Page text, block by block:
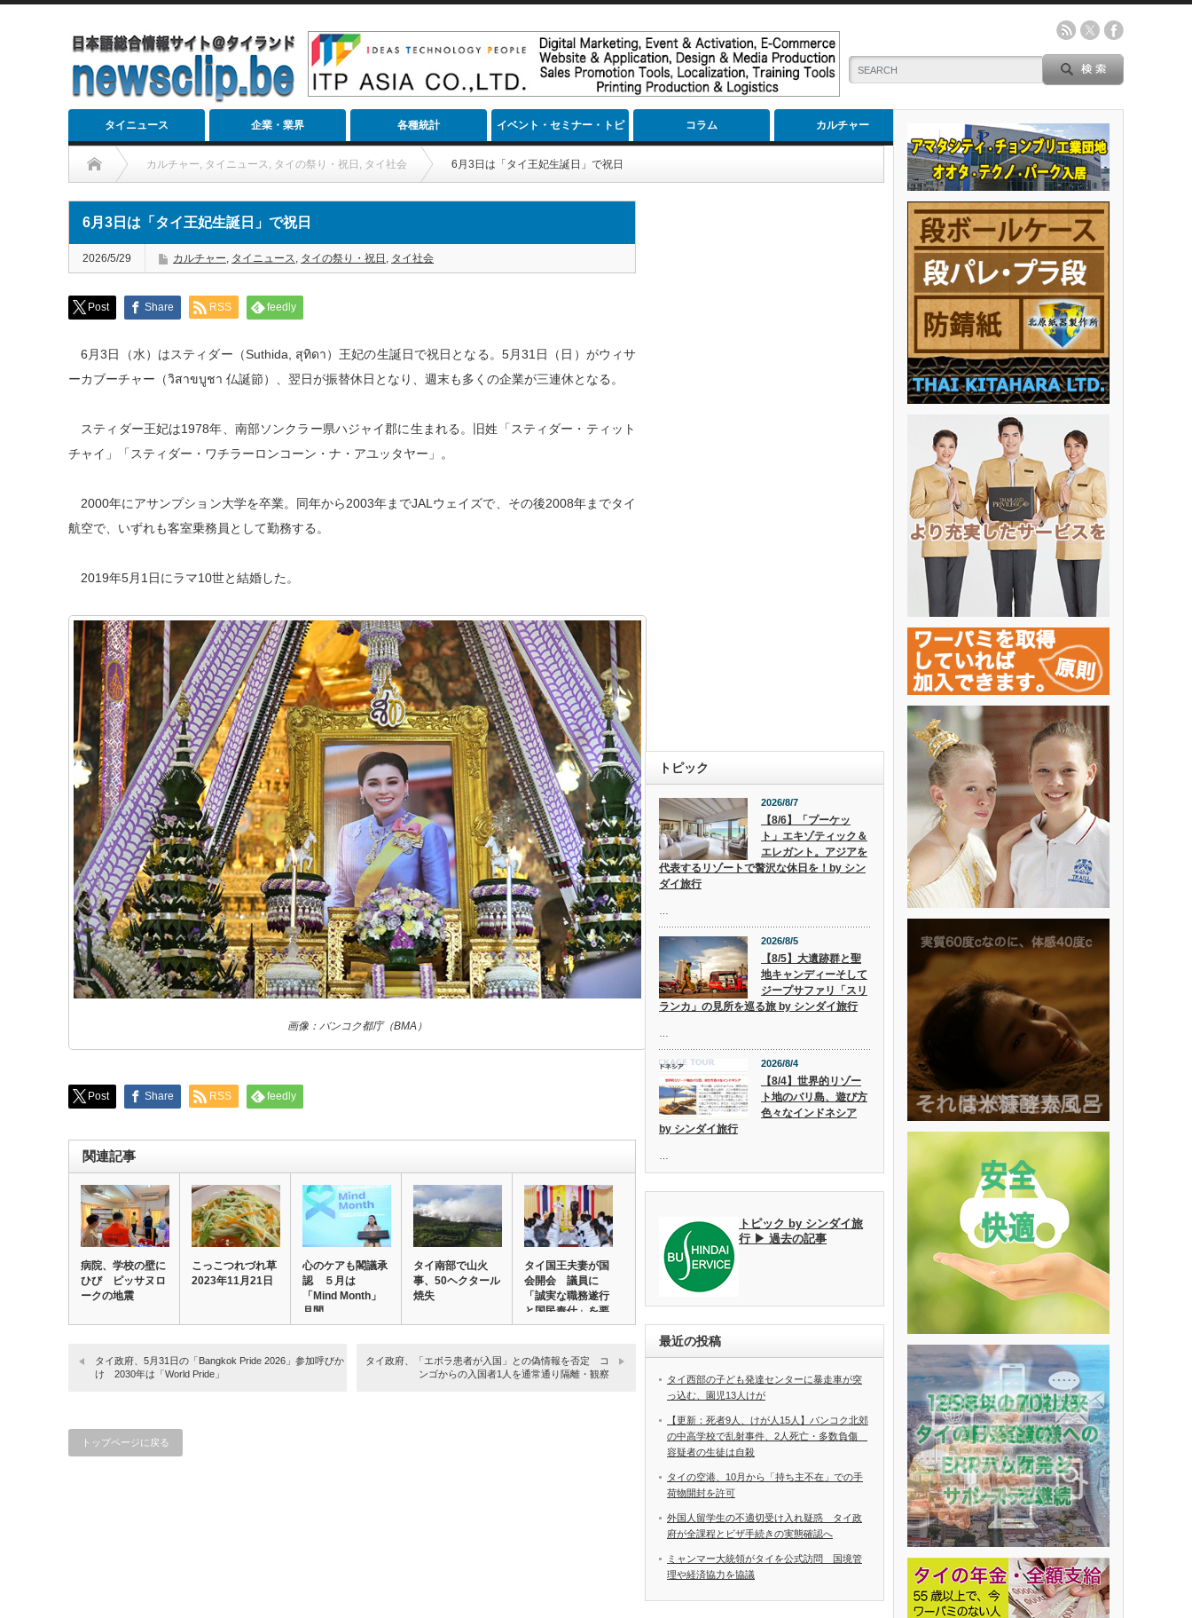
タイニュース 企業・業界 各種統計 イベント・セミナー・トピ
ック
コラム カルチャー
カルチャー, タイニュース, タイの祭り・祝日 , タイ社会 6月3日は「タイ王妃生誕日」で祝日
6月3日は「タイ王妃生誕日」で祝日
2026/5/29 カルチャー, タイニュース, タイの祭り・祝日 , タイ社会
Post Share RSS feedly
6月3日（水）はスティダー（Suthida, สุทิดา）王妃の生誕日で祝日となる。5月31日（日）がウィサ
ーカブーチャー（วิสาขบูชา 仏誕節）、翌日が振替休日となり、週末も多くの企業が三連休となる。
スティダー王妃は1978年、南部ソンクラー県ハジャイ郡に生まれる。旧姓「スティダー・ティット
チャイ」「スティダー・ワチラーロンコーン・ナ・アユッタヤー」。
2000年にアサンプション大学を卒業。同年から2003年までJALウェイズで、その後2008年までタイ
航空で、いずれも客室乗務員として勤務する。
2019年5月1日にラマ10世と結婚した。
画像：バンコク都庁（BMA）
Post Share RSS feedly
関連記事
病院、学校の壁に
ひび ピッサヌロ
ークの地震
こっこつれづれ草
2023年11月21日
心のケアも閣議承
認 ５月は
「Mind Month」
月間
タイ南部で山火
事、50ヘクタール
焼失
タイ国王夫妻が国
会開会 議員に
「誠実な職務遂行
と国民奉仕」を要
請…
タイ政府、5月31日の「Bangkok Pride 2026」参加呼びか
け 2030年は「World Pride」
タイ政府、「エボラ患者が入国」との偽情報を否定 コ
ンゴからの入国者1人を通常通り隔離・観察
トップページに戻る
トピック
2026/8/7
【8/6】「プーケッ
ト」エキゾティック＆
エレガント。アジアを
代表するリゾートで贅沢な休日を！by シン
ダイ旅行
2026/8/5
【8/5】大遺跡群と聖
地キャンディーそして
ジープサファリ「スリ
ランカ」の見所を巡る旅 by シンダイ旅行
2026/8/4
【8/4】世界的リゾー
ト地のバリ島、遊び方
色々なインドネシア
by シンダイ旅行
トピック by シンダイ旅
行 ▶ 過去の記事
最近の投稿
タイ西部の子ども発達センターに暴走車が突
っ込む、園児13人けが
【更新：死者9人、けが人15人】バンコク北郊
の中高学校で乱射事件、2人死亡・多数負傷
容疑者の生徒は自殺
タイの空港、10月から「持ち主不在」での手
荷物開封を許可
外国人留学生の不適切受け入れ疑惑 タイ政
府が全課程とビザ手続きの実態確認へ
ミャンマー大統領がタイを公式訪問 国境管
理や経済協力を協議